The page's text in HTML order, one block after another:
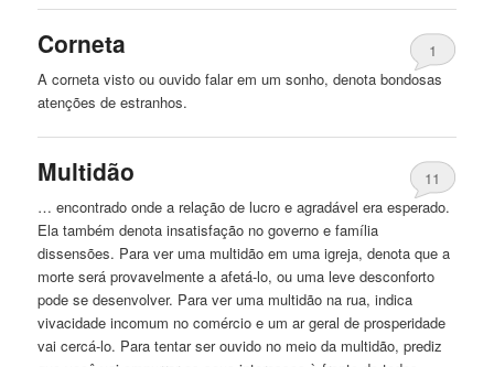
Corneta
1
A corneta visto ououvido falar em um sonho, denota bondosas
atenções de estranhos.
Multidão
11
… encontrado onde a relação de lucro e agradável era esperado.
Ela também denota insatisfação no governo e família
dissensões. Para ver uma multidão em uma igreja, denota que a
morte será provavelmente a afetá-lo, ou uma leve desconforto
pode se desenvolver. Para ver uma multidão na rua, indica
vivacidade incomum no comércio e um ar geral de prosperidade
vai cercá-lo. Para tentar serouvido no meio da multidão, prediz